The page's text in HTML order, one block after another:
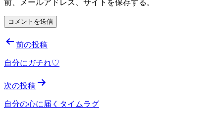
前、メールアドレス、サイトを保存する。
投
稿
ビ
ゲ
前の投稿
自分にガチれ♡
次の投稿
自分の心に届くタイムラグ